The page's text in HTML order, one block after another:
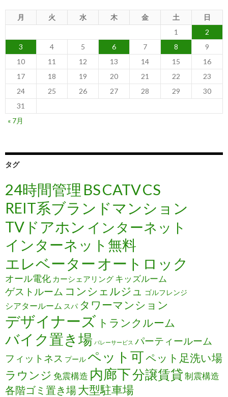
月 火 水 木 金 土
日
1
2
3
4 5 6 7 8
9
10
11 12 13 14 15
16
17
18 19 20 21 22
23
24
25 26 27 28 29
30
31
« 7月
タグ
24時間管理 BSCATVCS
REIT系ブランドマンション
TVドアホン インターネット
インターネット無料
エレベーター オートロック
オール電化 カーシェアリング キッズルーム
ゲストルーム コンシェルジュ ゴルフレンジ
シアタールーム スパ タワーマンション
デザイナーズ トランクルーム
バイク置き場 バレーサービス パーティールーム
フィットネス プールペット可ペット足洗い場
ラウンジ 免震構造 内廊下分譲賃貸制震構造
各階ゴミ置き場大型駐車場